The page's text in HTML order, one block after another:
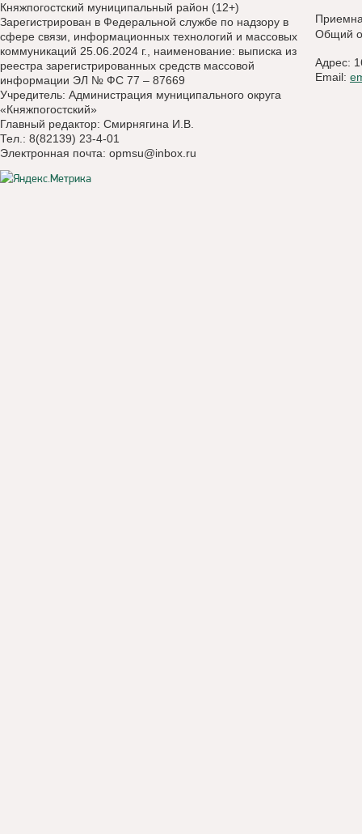
Княжпогостский муниципальный район (12+)
Зарегистрирован в Федеральной службе по надзору в
сфере связи, информационных технологий и массовых
коммуникаций 25.06.2024 г., наименование: выписка из
реестра зарегистрированных средств массовой
информации ЭЛ № ФС 77 – 87669
Учредитель: Администрация муниципального округа
«Княжпогостский»
Главный редактор: Смирнягина И.В.
Тел.: 8(82139) 23-4-01
Электронная почта: opmsu@inbox.ru
Общий
Адрес:
Email: